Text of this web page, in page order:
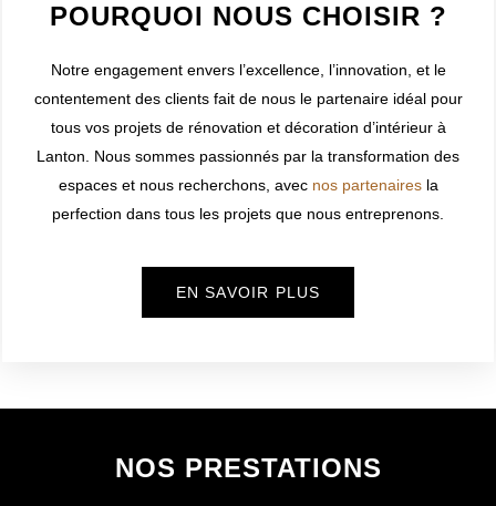
POURQUOI NOUS CHOISIR ?
Notre engagement envers l’excellence, l’innovation, et le
contentement des clients fait de nous le partenaire idéal pour
tous vos projets de rénovation et décoration d’intérieur à
Lanton. Nous sommes passionnés par la transformation des
espaces et nous recherchons, avec nos partenairesla
perfection dans tous les projets que nous entreprenons.
EN SAVOIR PLUS
NOS PRESTATIONS